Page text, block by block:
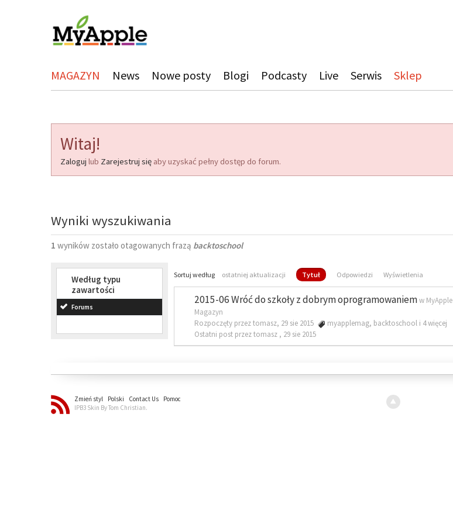
MAGAZYN News Nowe posty Blogi Podcasty Live Serwis Sklep
Witaj!
Zaloguj lub Zarejestruj się aby uzyskać pełny dostęp do forum.
Wyniki wyszukiwania
1 wyników zostało otagowanych frazą backtoschool
Według typu
zawartości
Forums
Sortuj według ostatniej aktualizacji Tytuł Odpowiedzi Wyświetlenia
2015-06 Wróć do szkoły z dobrym oprogramowaniemw MyApple
Magazyn
Rozpoczęty przez tomasz, 29 sie 2015
myapplemag, backtoschool i 4 więcej
Ostatni post przez tomasz , 29 sie 2015
Zmień styl Polski Contact Us
Pomoc
IPB3 Skin By Tom Christian.